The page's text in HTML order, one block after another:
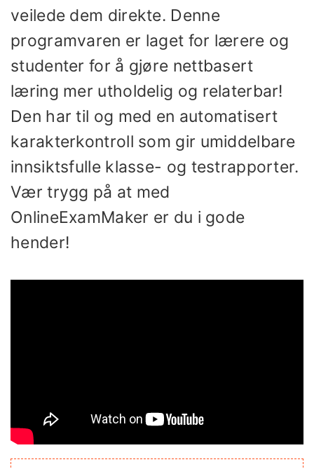
veilede dem direkte. Denne
programvaren er laget for lærere og
studenter for å gjøre nettbasert
læring mer utholdelig og relaterbar!
Den har til og med en automatisert
karakterkontroll som gir umiddelbare
innsiktsfulle klasse- og testrapporter.
Vær trygg på at med
OnlineExamMaker er du i gode
hender!